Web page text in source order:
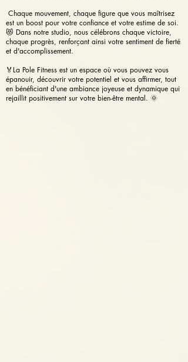
Chaque mouvement, chaque figure que vous maîtrisez
est un boost pour votre confiance et votre estime de soi.
😻 Dans notre studio, nous célébrons chaque victoire,
chaque progrès, renforçant ainsi votre sentiment de fierté
et d'accomplissement.
🏅La Pole Fitness est un espace où vous pouvez vous
épanouir, découvrir votre potentiel et vous affirmer, tout
en bénéficiant d'une ambiance joyeuse et dynamique qui
rejaillit positivement sur votre bien-être mental. 🌞